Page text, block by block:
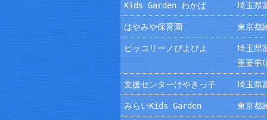
Kids Garden わかば 埼玉県
はやみや保育園 東京都
ピッコリーノぴよぴよ
埼玉県
重要事
支援センターけやきっ子 埼玉県
みらいKids Garden 東京都